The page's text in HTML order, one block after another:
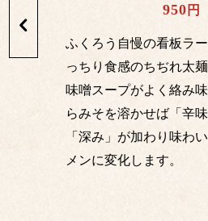
950 円
ふくろう自慢の看板ラ
っちり食感のちぢれ太
味噌スープがよく絡み
らみそを溶かせば「辛味
「深み」が加わり味わ
メンに変化します。